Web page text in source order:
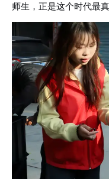
师生，正是这个时代最